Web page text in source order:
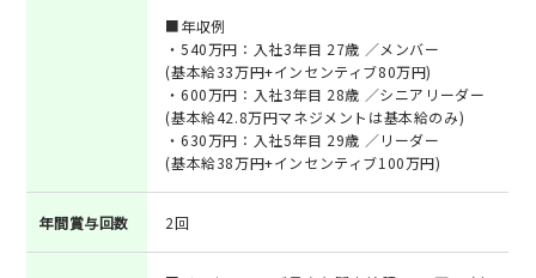
■年収例
・540万円：入社3年目 27歳 ／メンバー
(基本給33万円+インセンティブ80万円)
・600万円：入社3年目 28歳 ／シニアリーダー
(基本給42.8万円マネジメントは基本給のみ)
・630万円：入社5年目 29歳 ／リーダー
(基本給38万円+インセンティブ100万円)
年間賞与回数 2回